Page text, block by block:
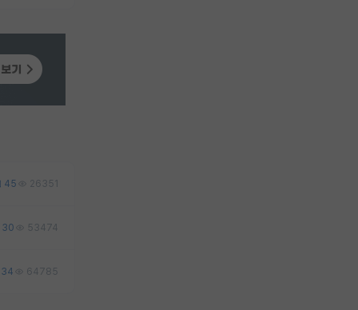
45 26351
30 53474
34 64785